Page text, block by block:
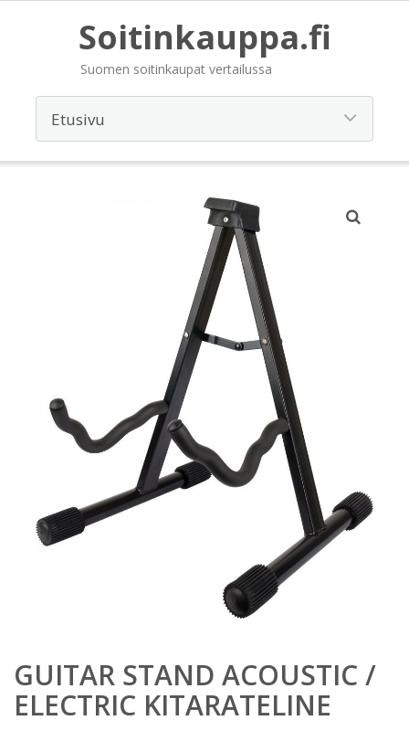
Soitinkauppa.fi
Suomen soitinkaupat vertailussa
GUITAR STAND ACOUSTIC /
ELECTRIC KITARATELINE